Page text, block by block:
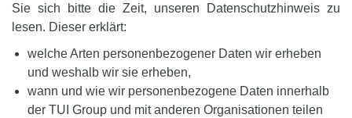
Sie sich bitte die Zeit, unseren Datenschutzhinweis zu
lesen. Dieser erklärt:
welche Arten personenbezogener Daten wir erheben
und weshalb wir sie erheben,
wann und wie wir personenbezogene Daten innerhalb
der TUI Group und mit anderen Organisationen teilen